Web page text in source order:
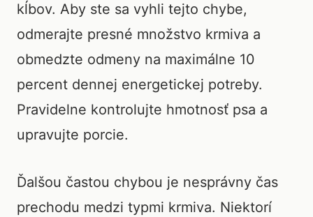
kĺbov. Aby ste sa vyhli tejto chybe,
odmerajte presné množstvo krmiva a
obmedzte odmeny na maximálne 10
percent dennej energetickej potreby.
Pravidelne kontrolujte hmotnosť psa a
upravujte porcie.
Ďalšou častou chybou je nesprávny čas
prechodu medzi typmi krmiva. Niektorí